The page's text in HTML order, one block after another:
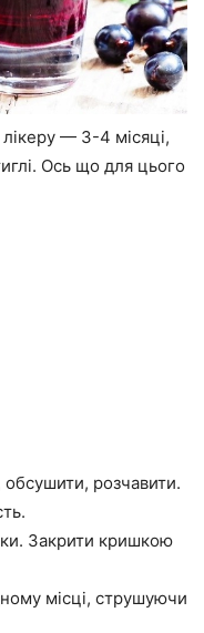
— 3-4 місяці,
Ось що для цього
розчавити.
Закрити кришкою
місці, струшуючи